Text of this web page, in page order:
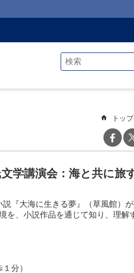
トッ
学講演会：海と共に旅
説『大海に生きる夢』（草風館）
を、小説作品を通じて知り、 理解
分）